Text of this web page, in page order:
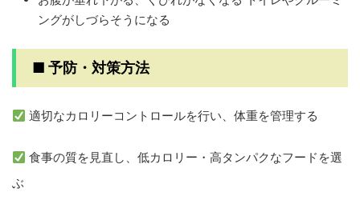
ングがしづらそうになる
■ 予防・対策方法
適切なカロリーコントロールを行い、体重を管理する
食事の質を見直し、低カロリー・高タンパクなフードを選
ぶ